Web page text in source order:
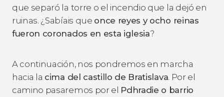
que separó la torre o el incendio que la dejó en
ruinas. ¿Sabíais que once reyes y ocho reinas
fueron coronados en esta iglesia?
A continuación, nos pondremos en marcha
hacia la cima del castillo de Bratislava. Por el
camino pasaremos por el Pdhradie o barrio